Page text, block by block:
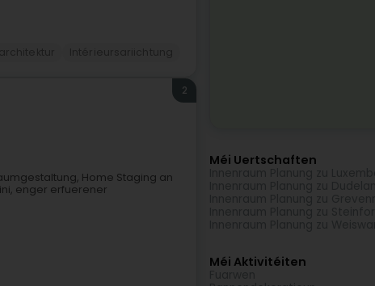
2
Home Staging an
enger erfuerener
Méi Uertschaften
Méi Aktivitéiten